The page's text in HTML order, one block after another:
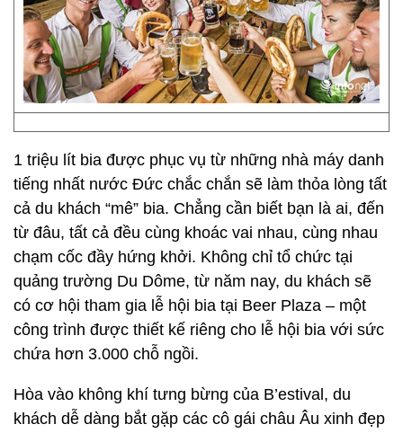
1 triệu lít bia được phục vụ từ những nhà máy danh
tiếng nhất nước Đức chắc chắn sẽ làm thỏa lòng tất
cả du khách “mê” bia. Chẳng cần biết bạn là ai, đến
từ đâu, tất cả đều cùng khoác vai nhau, cùng nhau
chạm cốc đầy hứng khởi. Không chỉ tổ chức tại
quảng trường Du Dôme, từ năm nay, du khách sẽ
có cơ hội tham gia lễ hội bia tại Beer Plaza – một
công trình được thiết kế riêng cho lễ hội bia với sức
chứa hơn 3.000 chỗ ngồi.
Hòa vào không khí tưng bừng của B’estival, du
khách dễ dàng bắt gặp các cô gái châu Âu xinh đẹp